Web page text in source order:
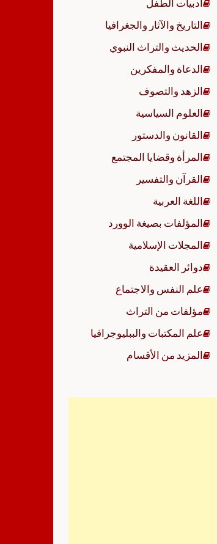
أدبيات الطفل
التاريخ والآثار والجغرافيا
الحديث والتراث النبوي
الدعاة والمفكرين
الزهد والتصوف
العلوم السياسية
القانون والدستور
المرأة وقضايا المجتمع
القرآن والتفسير
اللغة العربية
المؤلفات بصيغة الوورد
المجلات الإسلامية
دوائر العقيدة
علم النفس والاجتماع
مؤلفات من التراث
علم المكتبات والببليوجرافيا
المزيد من الأقسام